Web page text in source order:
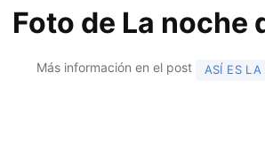
Foto de La noche
Más información en el post ASÍ ES